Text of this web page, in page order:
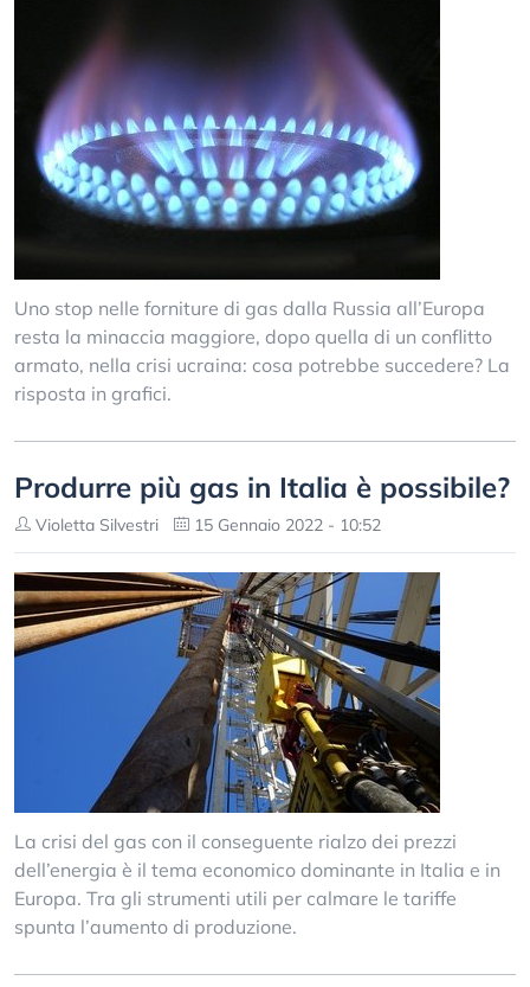
Uno stop nelle forniture di gas dalla Russia all’Europa
resta la minaccia maggiore, dopo quella di un conflitto
armato, nella crisi ucraina: cosa potrebbe succedere? La
risposta in grafici.
Produrre più gas in Italia è possibile?
Violetta Silvestri 15 Gennaio 2022 - 10:52
La crisi del gas con il conseguente rialzo dei prezzi
dell’energia è il tema economico dominante in Italia e in
Europa. Tra gli strumenti utili per calmare le tariffe
spunta l’aumento di produzione.